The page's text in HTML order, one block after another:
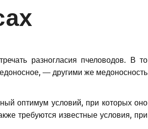
разногласия пчеловодов. В то
— другими же медоносность
оптимум условий, при которых оно
требуются известные условия, при